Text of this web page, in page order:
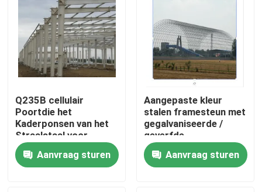
Huis
Q235B cellulair
Poortdie het
Kaderponsen van het
Straalstaal voor
Hangaar wordt
aangepast
Aanvraag sturen
Aangepaste kleur
stalen framesteun met
gegalvaniseerde /
geverfde
oppervlaktebehandeling
Aanvraag sturen